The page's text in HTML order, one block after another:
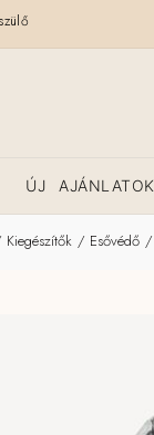
ÚJ AJÁNLATOK
Kiegészítők Esővédő